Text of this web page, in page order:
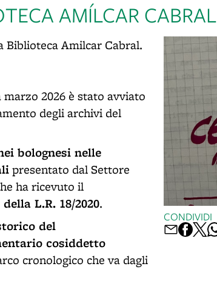
AMÍLCAR CABRAL
Amilcar Cabral.
marzo 2026 è stato avviato
degli archivi del
bolognesi nelle
presentato dal Settore
ha ricevuto il
L.R. 18/2020.
del
cosiddetto
cronologico che va dagli
CONDIVIDI